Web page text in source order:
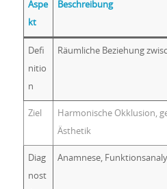
Aspe
kt
Beschreibung
Defi
nitio
n
Räumliche Beziehung
Ziel
Harmonische Okklusion,
Ästhetik
Diag
nost
Anamnese,